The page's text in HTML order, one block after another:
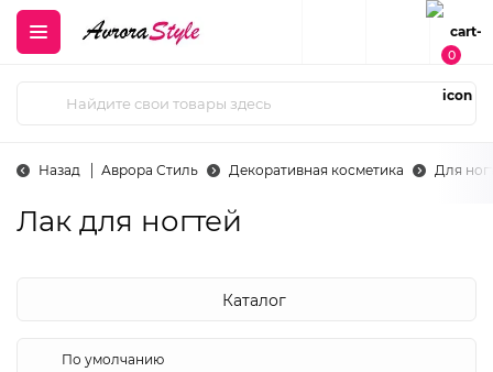
0
Назад Аврора Стиль Декоративная косметика Для
Лак для ногтей
Каталог